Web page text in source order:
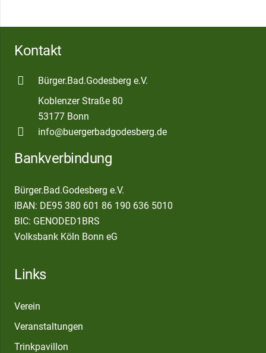
Kontakt
Bürger.Bad.Godesberg e.V.
Koblenzer Straße 80
53177 Bonn
info@buergerbadgodesberg.de
Bankverbindung
Bürger.Bad.Godesberg e.V.
IBAN: DE95 380 601 86 190 636 5010
BIC: GENODED1BRS
Volksbank Köln Bonn eG
Links
Verein
Veranstaltungen
Trinkpavillon